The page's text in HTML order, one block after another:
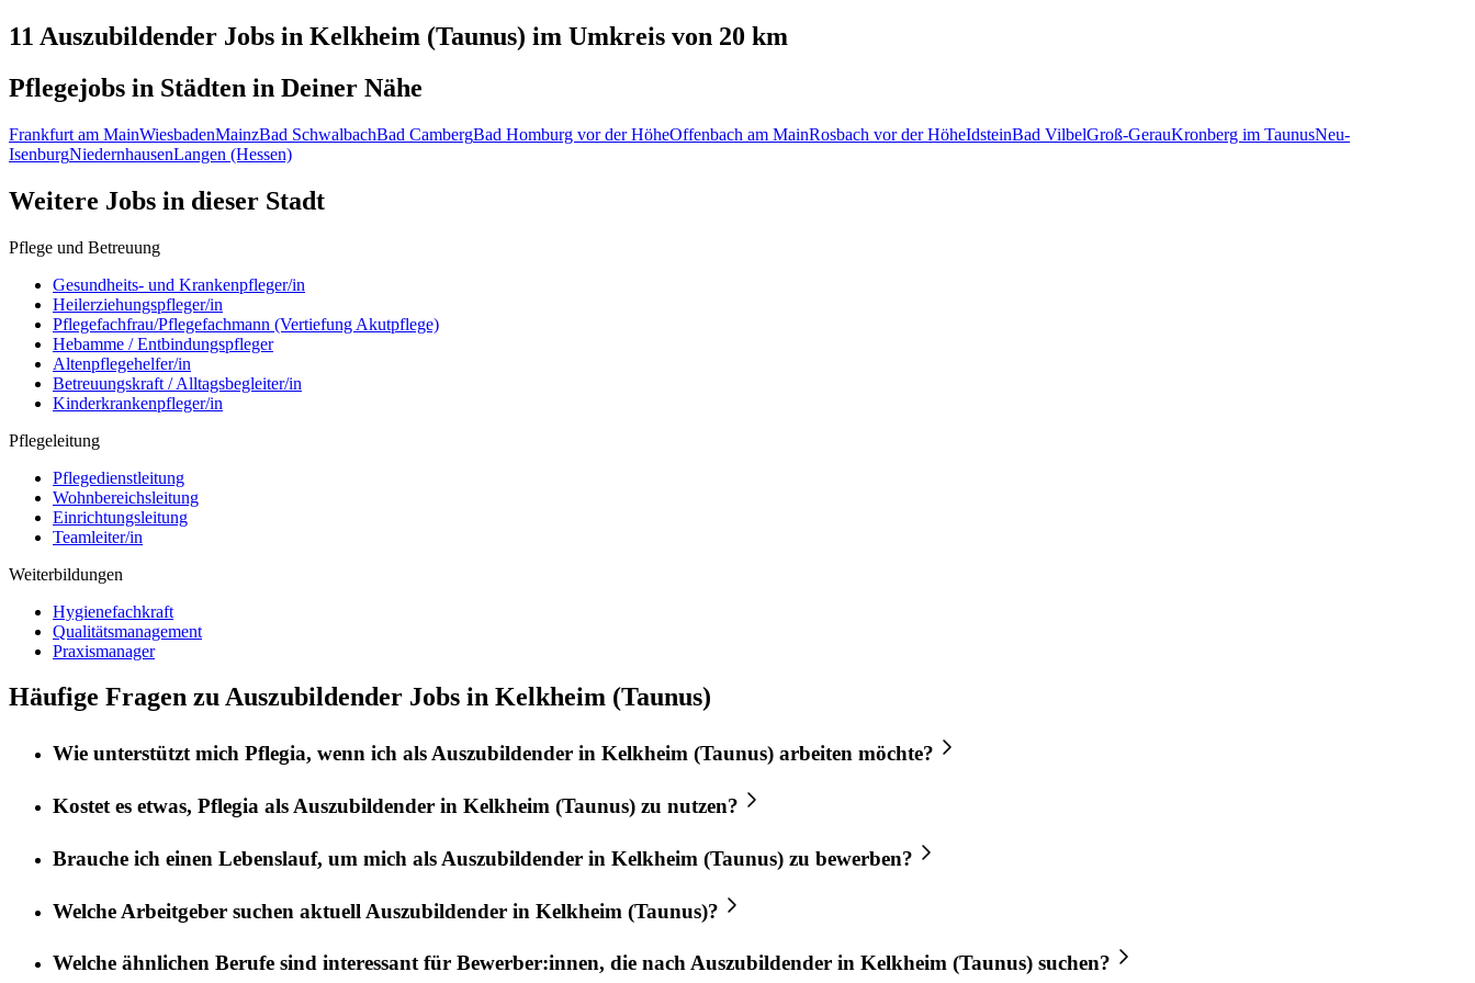
11 Auszubildender Jobs in Kelkheim (Taunus) im Umkreis von 20 km
Pflegejobs in Städten in Deiner Nähe
Frankfurt am MainWiesbadenMainzBad SchwalbachBad CambergBad Homburg vor der HöheOffenbach am MainRosbach vor der HöheIdsteinBad VilbelGroß-GerauKronberg im TaunusNeu-
IsenburgNiedernhausenLangen (Hessen)
Weitere Jobs in dieser Stadt
Pflege und Betreuung
Gesundheits- und Krankenpfleger/in
Heilerziehungspfleger/in
Pflegefachfrau/Pflegefachmann (Vertiefung Akutpflege)
Hebamme / Entbindungspfleger
Altenpflegehelfer/in
Betreuungskraft / Alltagsbegleiter/in
Kinderkrankenpfleger/in
Pflegeleitung
Pflegedienstleitung
Wohnbereichsleitung
Einrichtungsleitung
Teamleiter/in
Weiterbildungen
Hygienefachkraft
Qualitätsmanagement
Praxismanager
Häufige Fragen zu Auszubildender Jobs in Kelkheim (Taunus)
Wie unterstützt mich Pflegia, wenn ich alsAuszubildender in Kelkheim (Taunus) arbeiten möchte?
Kostet es etwas, Pflegia als Auszubildender in Kelkheim (Taunus) zu nutzen?
Brauche ich einen Lebenslauf, um mich als Auszubildender in Kelkheim (Taunus) zu bewerben?
Welche Arbeitgeber suchen aktuell Auszubildender in Kelkheim (Taunus)?
Welche ähnlichen Berufe sind interessant für Bewerber:innen, die nachAuszubildender in Kelkheim (Taunus) suchen?